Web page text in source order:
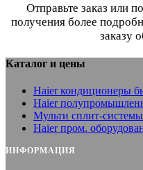
Отправьте заказ или
получения более
заказу
Каталог и цены
Haier кондиционеры
Haier
Мульти сплит-
Haier пром.
ИНФОРМАЦИЯ